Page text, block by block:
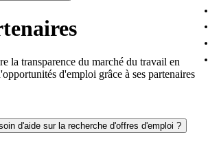
la transparence du marché du travail en
d'emploi grâce à ses partenaires
d'aide sur la recherche d'offres d'emploi ?